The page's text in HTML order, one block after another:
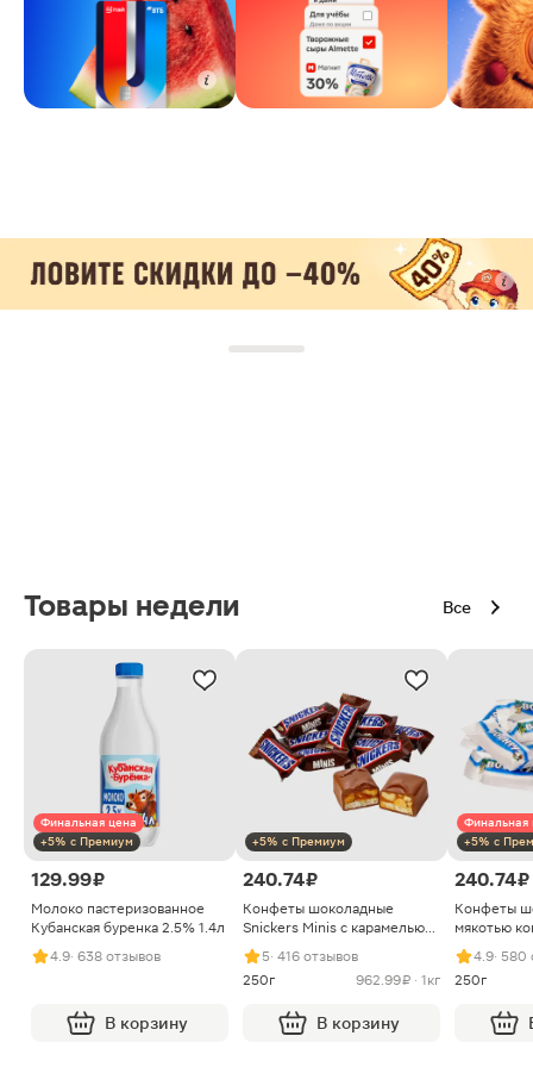
Товары недели Все
Финальная цена
+5% с Премиум
129.99 ₽
Молоко пастеризованное
Кубанская буренка 2.5% 1.4л
4.9· 638 отзывов
В корзину
+5% с Премиум
240.74 ₽
Конфеты шоколадные
Snickers Minis с карамелью
арахисом и нугой
5· 416 отзывов
250г
962.99 ₽ · 1кг
В корзину
Финальная
+5% с
240.74 ₽
Конфеты
мякотью
4.9· 580
250г